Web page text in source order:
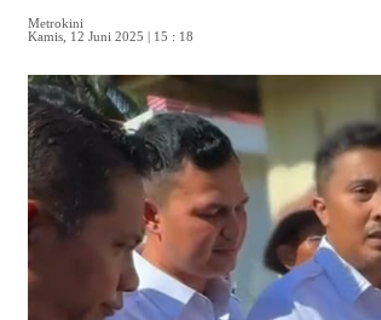
Metrokini
Kamis, 12 Juni 2025 | 15 : 18